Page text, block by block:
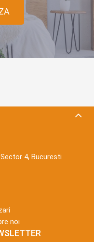
Sector 4, Bucuresti
noi